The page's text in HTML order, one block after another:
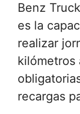
Benz
es la
realizar
kilómetros
recargas